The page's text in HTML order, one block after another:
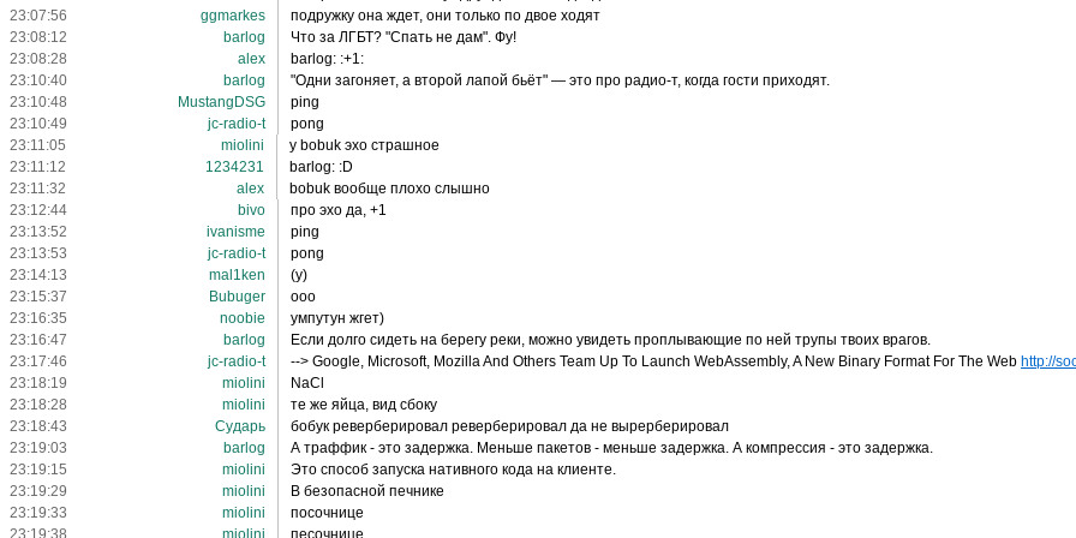
23:07:56
ggmarkes
подружку она ждет, они только по двое ходят
23:08:12
barlog
Что за ЛГБТ? "Спать не дам". Фу!
23:08:28
alex
barlog: :+1:
23:10:40
barlog
"Одни загоняет, а второй лапой бьёт" — это про радио-т, когда гости приходят.
23:10:48
MustangDSG
ping
23:10:49
jc-radio-t
pong
23:11:05
miolini
у bobuk эхо страшное
23:11:12
1234231
barlog: :D
23:11:32
alex
bobuk вообще плохо слышно
23:12:44
bivo
про эхо да, +1
23:13:52
ivanisme
ping
23:13:53
jc-radio-t
pong
23:14:13
mal1ken
(y)
23:15:37
Bubuger
ооо
23:16:35
noobie
умпутун жгет)
23:16:47
barlog
Если долго сидеть на берегу реки, можно увидеть проплывающие по ней трупы твоих врагов.
23:17:46
jc-radio-t --> Google, Microsoft, Mozilla And Others Team Up To Launch WebAssembly, A New Binary Format For The Web http://
23:18:19
miolini
NaCl
23:18:28
miolini
те же яйца, вид сбоку
23:18:43
Сударь
бобук реверберировал реверберировал да не вырерберировал
23:19:03
barlog
А траффик - это задержка. Меньше пакетов - меньше задержка. А компрессия - это задержка.
23:19:15
miolini
Это способ запуска нативного кода на клиенте.
23:19:29
miolini
В безопасной печнике
23:19:33
miolini
посочнице
23:19:38
miolini песочнице